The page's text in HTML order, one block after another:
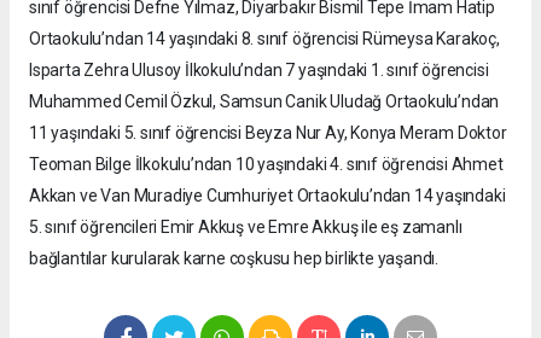
sınıf öğrencisi Defne Yılmaz, Diyarbakır Bismil Tepe İmam Hatip
Ortaokulu’ndan 14 yaşındaki 8. sınıf öğrencisi Rümeysa Karakoç,
Isparta Zehra Ulusoy İlkokulu’ndan 7 yaşındaki 1. sınıf öğrencisi
Muhammed Cemil Özkul, Samsun Canik Uludağ Ortaokulu’ndan
11 yaşındaki 5. sınıf öğrencisi Beyza Nur Ay, Konya Meram Doktor
Teoman Bilge İlkokulu’ndan 10 yaşındaki 4. sınıf öğrencisi Ahmet
Akkan ve Van Muradiye Cumhuriyet Ortaokulu’ndan 14 yaşındaki
5. sınıf öğrencileri Emir Akkuş ve Emre Akkuş ile eş zamanlı
bağlantılar kurularak karne coşkusu hep birlikte yaşandı.